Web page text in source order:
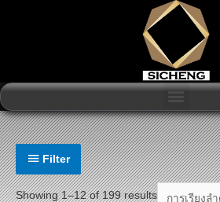
Filter
Showing 1–12 of 199 results